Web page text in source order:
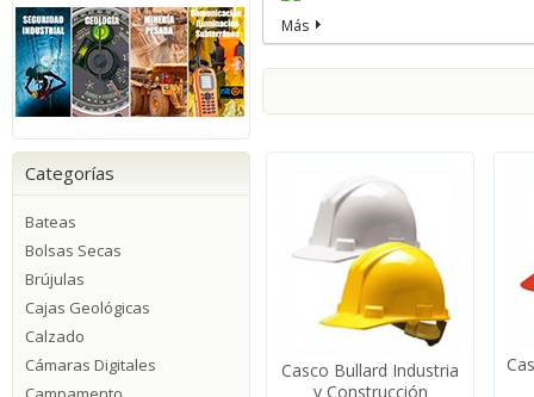
Más
Casco Bullard Industria
y Construcción
Categorías
Bateas
Bolsas Secas
Brújulas
Cajas Geológicas
Calzado
Cámaras Digitales